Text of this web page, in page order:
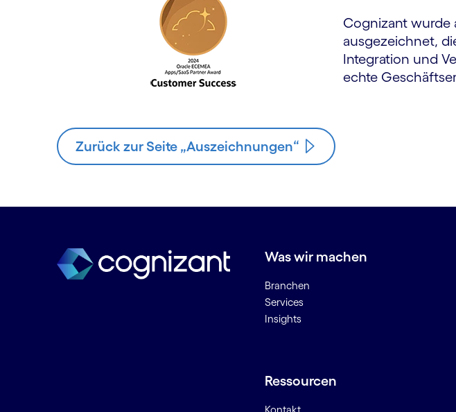
Cognizant wurde
ausgezeichnet,
Integration und
echte
Zurück zur Seite „Auszeichnungen“
Was wir machen
Branchen
Services
Insights
Ressourcen
Kontakt